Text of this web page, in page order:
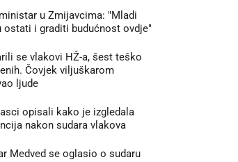
u Zmijavcima: "Mladi
ostati i graditi budućnost ovdje"
se vlakovi HŽ-a, šest teško
Čovjek viljuškarom
ljude
opisali kako je izgledala
nakon sudara vlakova
Medved se oglasio o sudaru